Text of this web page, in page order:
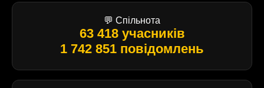
💬 Спільнота
63 418 учасників
1 742 851 повідомлень